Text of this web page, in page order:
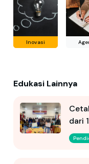
Inovasi
Edukasi Lainnya
dari